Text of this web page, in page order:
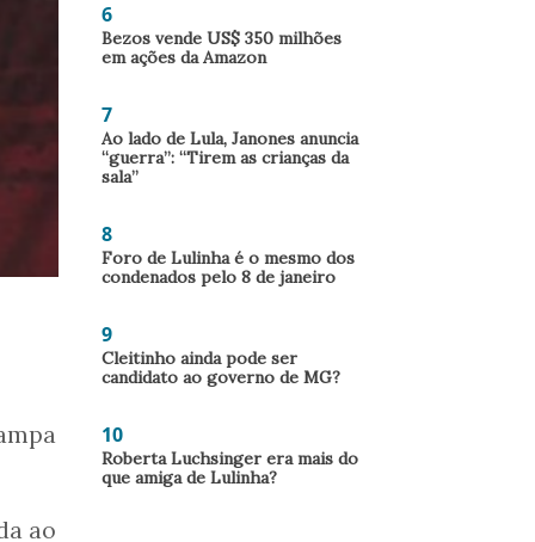
ao
6
Bezos vende US$ 350 milhões
em ações da Amazon
7
Ao lado de Lula, Janones anuncia
“guerra”: “Tirem as crianças da
sala”
8
Foro de Lulinha é o mesmo dos
condenados pelo 8 de janeiro
9
Cleitinho ainda pode ser
candidato ao governo de MG?
10
Roberta Luchsinger era mais do
que amiga de Lulinha?